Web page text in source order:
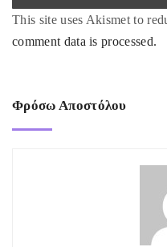
This site uses Akismet to
comment data is processed.
Φρόσω Αποστόλου